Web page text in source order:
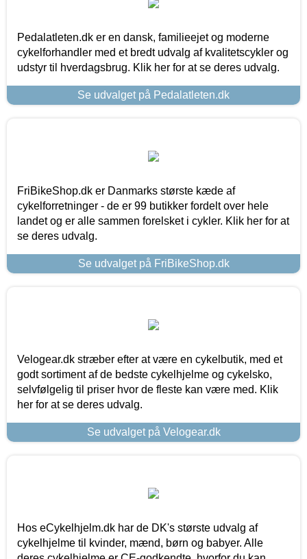
Pedalatleten.dk er en dansk, familieejet og moderne
cykelforhandler med et bredt udvalg af kvalitetscykler og
udstyr til hverdagsbrug. Klik her for at se deres udvalg.
Se udvalget på Pedalatleten.dk
FriBikeShop.dk er Danmarks største kæde af
cykelforretninger - de er 99 butikker fordelt over hele
landet og er alle sammen forelsket i cykler. Klik her for at
se deres udvalg.
Se udvalget på FriBikeShop.dk
Velogear.dk stræber efter at være en cykelbutik, med et
godt sortiment af de bedste cykelhjelme og cykelsko,
selvfølgelig til priser hvor de fleste kan være med. Klik
her for at se deres udvalg.
Se udvalget på Velogear.dk
Hos eCykelhjelm.dk har de DK's største udvalg af
cykelhjelme til kvinder, mænd, børn og babyer. Alle